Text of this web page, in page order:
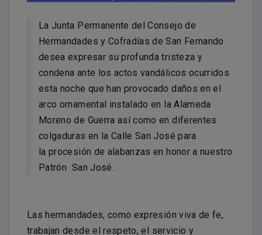
La Junta Permanente del Consejo de
Hermandades y Cofradías de San Fernando
desea expresar su profunda tristeza y
condena ante los actos vandálicos ocurridos
esta noche que han provocado daños en el
arco ornamental instalado en la Alameda
Moreno de Guerra así como en diferentes
colgaduras en la Calle San José para
la procesión de alabanzas en honor a nuestro
Patrón San José.
Las hermandades, como expresión viva de fe,
trabajan desde el respeto, el servicio y